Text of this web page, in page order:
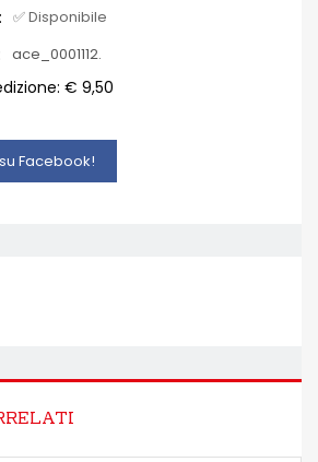
✅ Disponibile
ace_0001112.
€ 9,50
Facebook!